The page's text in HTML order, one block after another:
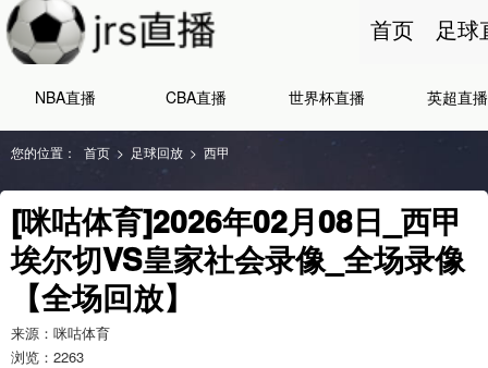
首页 足球
NBA直播 CBA直播 世界杯直播 英超直播
您的位置： 首页 > 足球回放 > 西甲
[咪咕体育]2026年02月08日_西甲
埃尔切VS皇家社会录像_全场录像
【全场回放】
来源：咪咕体育
浏览： 2263